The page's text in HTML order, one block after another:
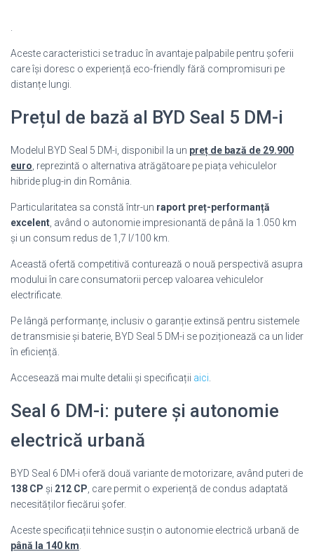
Aceste caracteristici se traduc în avantaje palpabile pentru șoferii
care își doresc o experiență eco-friendly fără compromisuri pe
distanțe lungi.
Prețul de bază al BYD Seal 5 DM-i
Modelul BYD Seal 5 DM-i, disponibil la un preț de bază de 29.900
euro , reprezintă o alternativa atrăgătoare pe piața vehiculelor
hibride plug-in din România.
Particularitatea sa constă într-un raport preț-performanță
excelent , având o autonomie impresionantă de până la 1.050 km
și un consum redus de 1,7 l/100 km.
Această ofertă competitivă conturează o nouă perspectivă asupra
modului în care consumatorii percep valoarea vehiculelor
electrificate.
Pe lângă performanțe, inclusiv o garanție extinsă pentru sistemele
de transmisie și baterie, BYD Seal 5 DM-i se poziționează ca un lider
în eficiență.
Accesează mai multe detalii și specificații aici
Seal 6 DM-i: putere și autonomie
electrică urbană
BYD Seal 6 DM-i oferă două variante de motorizare, având puteri de
138 CP și 212 CP , care permit o experiență de condus adaptată
necesităților fiecărui șofer.
Aceste specificații tehnice susțin o autonomie electrică urbană de
până la 140 km